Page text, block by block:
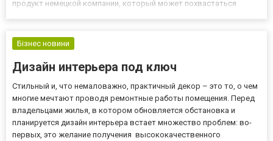
продукт немецкой компании, который может похвастаться
резины...
Бізнес новини
Дизaйн интерьерa под ключ
Стильный и, что немаловажно, практичный декор – это то, о чем
многие мечтают проводя ремонтные работы помещения. Перед
владельцами жилья, в котором обновляется обстановка и
планируется дизайн интерьера встает множество проблем: во-
первых, это желание получения высококачественного